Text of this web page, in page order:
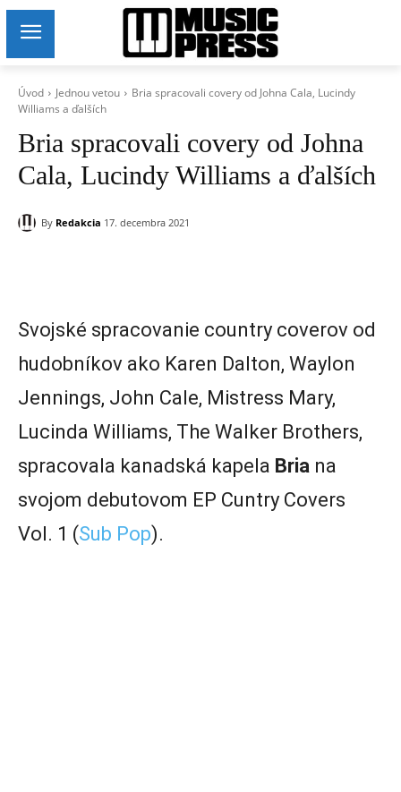
Úvod Jednou vetou
Bria spracovali covery od Johna Cala, Lucindy
Williams a ďalších
Bria spracovali covery od Johna
Cala, Lucindy Williams a ďalších
By Redakcia 17. decembra 2021
Svojské spracovanie country coverov od
hudobníkov ako Karen Dalton, Waylon
Jennings, John Cale, Mistress Mary,
Lucinda Williams, The Walker Brothers,
spracovala kanadská kapela Bria na
svojom debutovom EP Cuntry Covers
Vol. 1 (Sub Pop).